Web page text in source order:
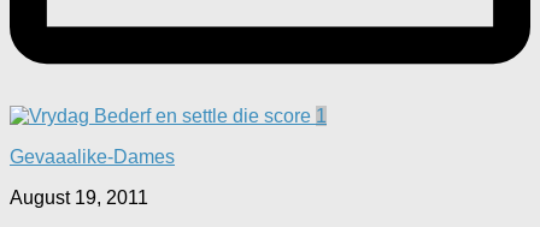
1
Gevaaalike-Dames
August 19, 2011